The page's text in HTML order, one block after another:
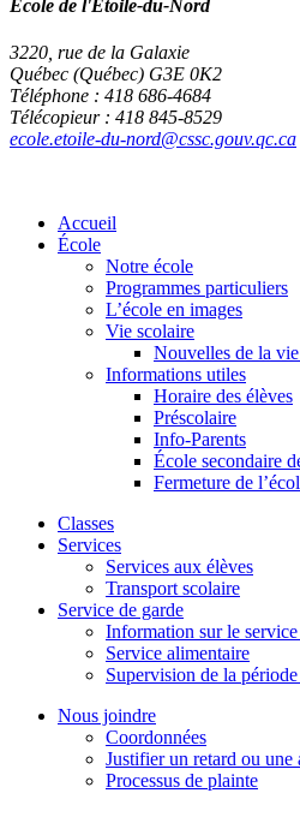
École de l'Étoile-du-Nord
3220, rue de la Galaxie
Québec (Québec) G3E 0K2
Téléphone : 418 686-4684
Télécopieur : 418 845-8529
ecole.etoile-du-nord@cssc.gouv.qc.ca
Accueil
École
Notre école
Programmes particuliers
L’école en images
Vie scolaire
Nouvelles de la
Informations utiles
Horaire des élèves
Préscolaire
Info-Parents
École secondaire
Fermeture de
Classes
Services
Services aux élèves
Transport scolaire
Service de garde
Information sur le
Service alimentaire
Supervision de la
Nous joindre
Coordonnées
Justifier un retard ou une
Processus de plainte